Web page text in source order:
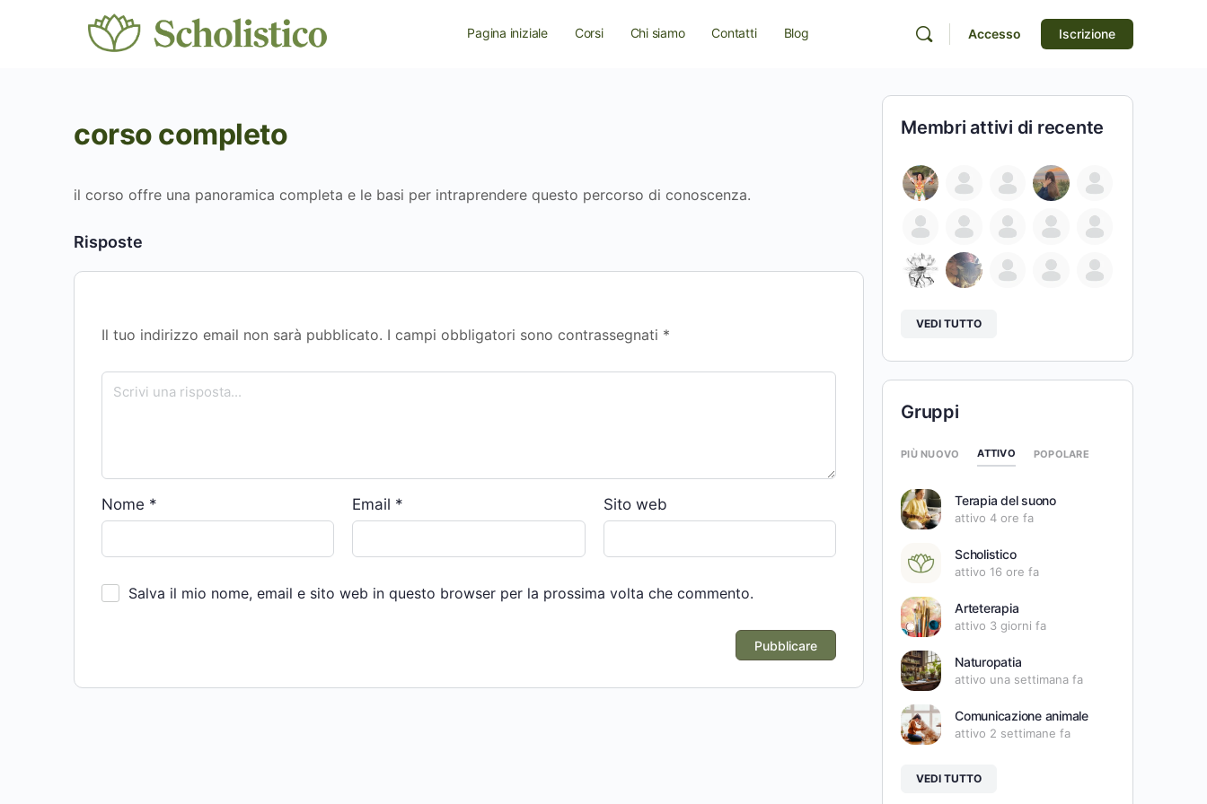
Pagina iniziale Corsi Chi siamo Contatti Blog Accesso Iscrizione
corso completo
il corso offre una panoramica completa e le basi per intraprendere questo percorso di conoscenza.
Risposte
Il tuo indirizzo email non sarà pubblicato. I campi obbligatori sono contrassegnati *
Nome * Email * Sito web
Salva il mio nome, email e sito web in questo browser per la prossima volta che commento.
Membri attivi di recente
VEDI TUTTO
Gruppi
PIÙ NUOVO ATTIVO POPOLARE
Terapia del suono
attivo 4 ore fa
Scholistico
attivo 16 ore fa
Arteterapia
attivo 3 giorni fa
Naturopatia
attivo una settimana fa
Comunicazione animale
attivo 2 settimane fa
VEDI TUTTO